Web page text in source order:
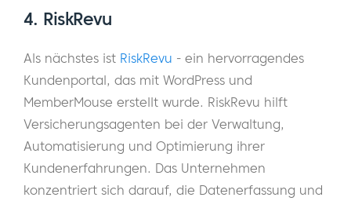
4. RiskRevu
Als nächstes ist RiskRevu - ein hervorragendes
Kundenportal, das mit WordPress und
MemberMouse erstellt wurde. RiskRevu hilft
Versicherungsagenten bei der Verwaltung,
Automatisierung und Optimierung ihrer
Kundenerfahrungen. Das Unternehmen
konzentriert sich darauf, die Datenerfassung und